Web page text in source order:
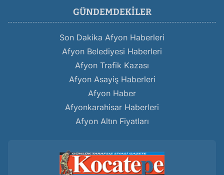
GÜNDEMDEKILER
Son Dakika Afyon Haberleri
Afyon Belediyesi Haberleri
Afyon Trafik Kazası
Afyon Asayiş Haberleri
Afyon Haber
Afyonkarahisar Haberleri
Afyon Altın Fiyatları